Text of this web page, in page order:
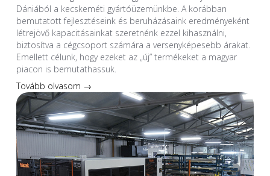
Dániából a kecskeméti gyártóüzemünkbe. A korábban
bemutatott fejlesztéseink és beruházásaink eredményeként
létrejövő kapacitásainkat szeretnénk ezzel kihasználni,
biztosítva a cégcsoport számára a versenyképesebb árakat.
Emellett célunk, hogy ezeket az „új” termékeket a magyar
piacon is bemutathassuk.
Tovább olvasom →